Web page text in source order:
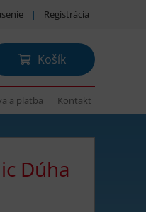
| Registrácia
Košík
a platba Kontakt
Dúha